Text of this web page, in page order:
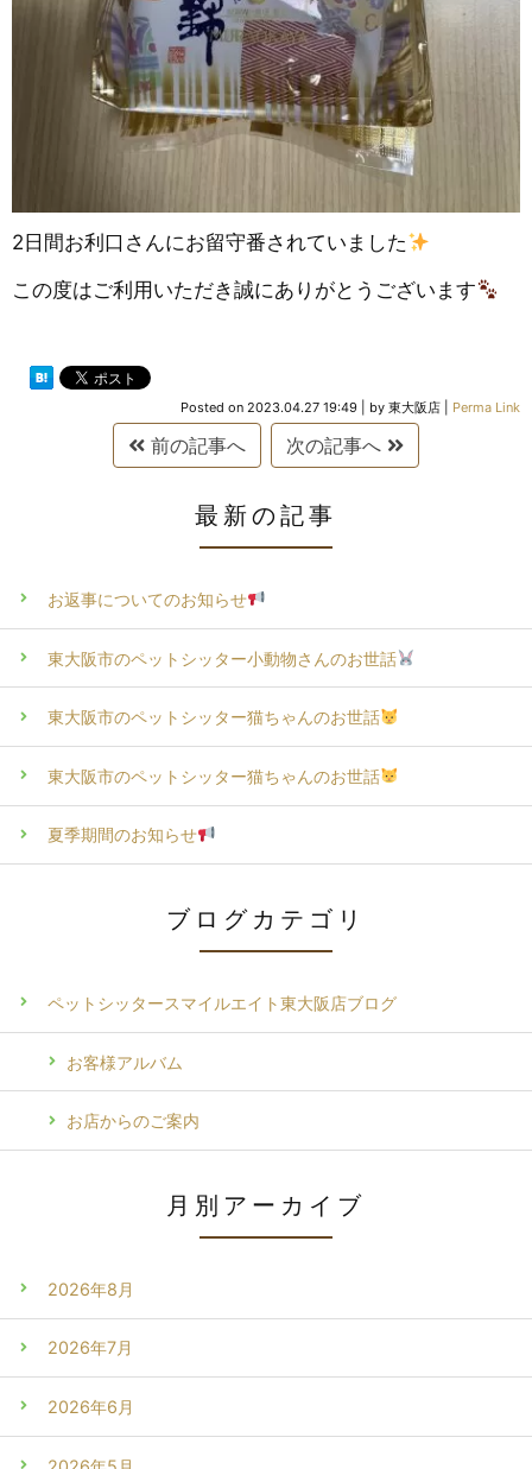
2日間お利口さんにお留守番されていました
この度はご利用いただき誠にありがとうございます
Posted on 2023.04.27 19:49 by 東大阪店 Perma Link
前の記事へ 次の記事へ
最新の記事
お返事についてのお知らせ
東大阪市のペットシッター小動物さんのお世話
東大阪市のペットシッター猫ちゃんのお世話
東大阪市のペットシッター猫ちゃんのお世話
夏季期間のお知らせ
ブログカテゴリ
ペットシッタースマイルエイト東大阪店ブログ
お客様アルバム
お店からのご案内
月別アーカイブ
2026年8月
2026年7月
2026年6月